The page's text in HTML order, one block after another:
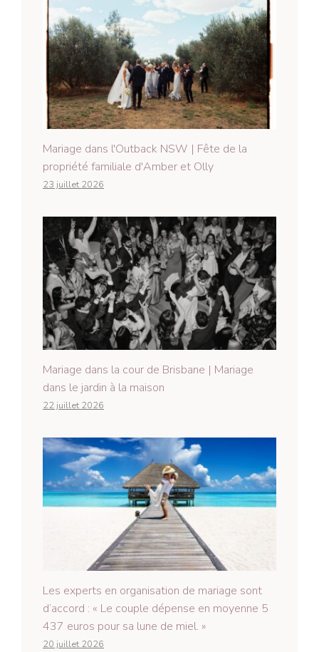
Mariage dans l'Outback NSW | Fête de la
propriété familiale d'Amber et Olly
23 juillet 2026
Mariage dans la cour de Brisbane | Mariage
dans le jardin à la maison
22 juillet 2026
Les experts en organisation de mariage sont
d’accord : « Le couple dépense en moyenne 5
437 euros pour sa lune de miel. »
20 juillet 2026